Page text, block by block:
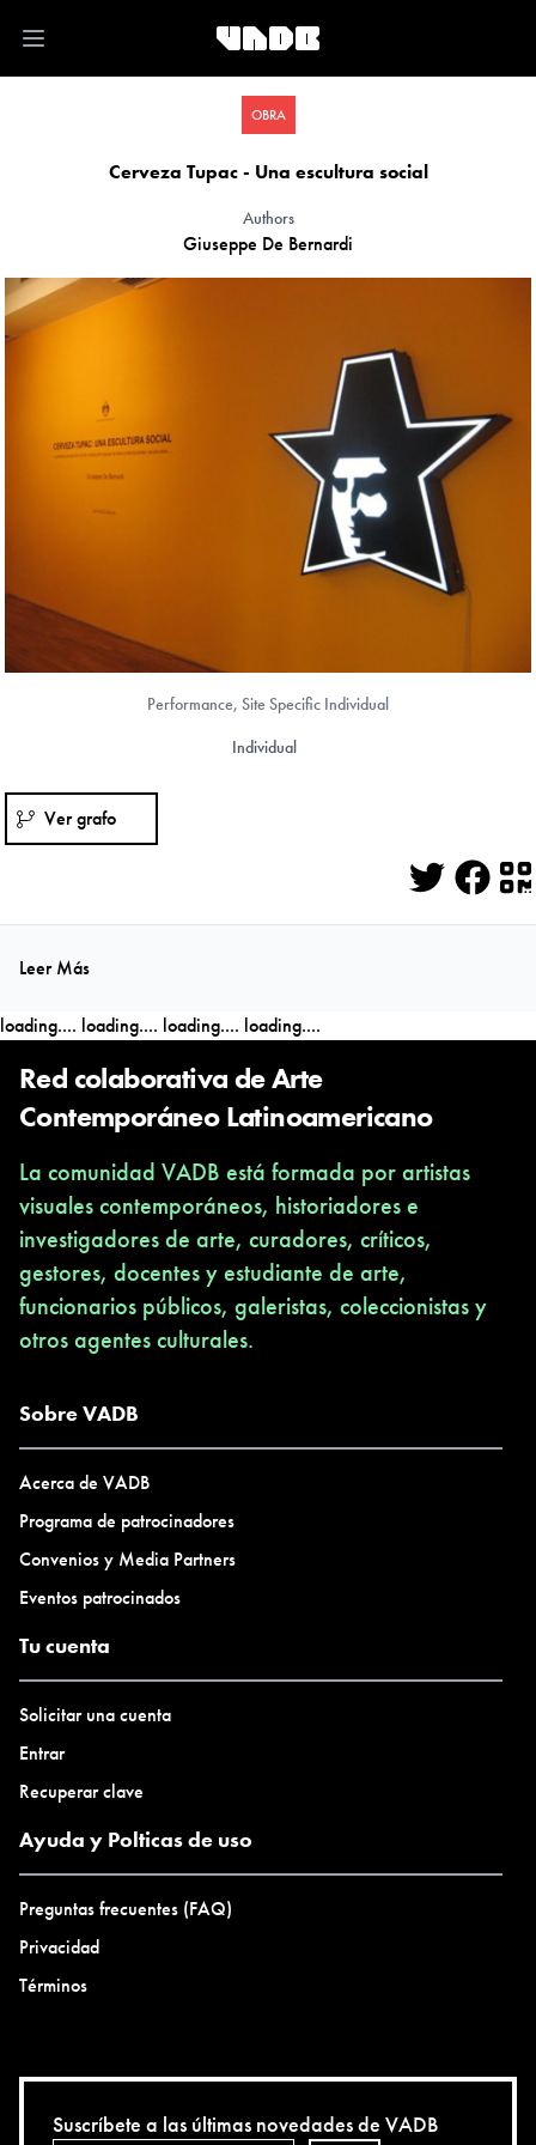
Open main menu
OBRA
Cerveza Tupac - Una escultura social
Authors
Giuseppe De Bernardi
Performance, Site Specific Individual
Individual
Ver grafo
Twitter
Leer Más
loading.... loading.... loading.... loading....
Red colaborativa de Arte
Contemporáneo Latinoamericano
La comunidad VADB está formada por artistas
visuales contemporáneos, historiadores e
investigadores de arte, curadores, críticos,
gestores, docentes y estudiante de arte,
funcionarios públicos, galeristas, coleccionistas y
otros agentes culturales.
Sobre VADB
Acerca de VADB
Programa de patrocinadores
Convenios y Media Partners
Eventos patrocinados
Tu cuenta
Solicitar una cuenta
Entrar
Recuperar clave
Ayuda y Polticas de uso
Preguntas frecuentes (FAQ)
Privacidad
Términos
Suscríbete a las últimas novedades de VADB